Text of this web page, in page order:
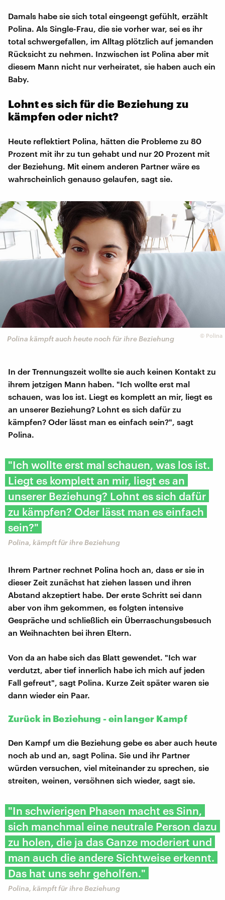
Damals habe sie sich total eingeengt gefühlt, erzählt
Polina. Als Single-Frau, die sie vorher war, sei es ihr
total schwergefallen, im Alltag plötzlich auf jemanden
Rücksicht zu nehmen. Inzwischen ist Polina aber mit
diesem Mann nicht nur verheiratet, sie haben auch ein
Baby.
Lohnt es sich für die Beziehung zu
kämpfen oder nicht?
Heute reflektiert Polina, hätten die Probleme zu 80
Prozent mit ihr zu tun gehabt und nur 20 Prozent mit
der Beziehung. Mit einem anderen Partner wäre es
wahrscheinlich genauso gelaufen, sagt sie.
© Polina
Polina kämpft auch heute noch für ihre Beziehung
In der Trennungszeit wollte sie auch keinen Kontakt zu
ihrem jetzigen Mann haben. "Ich wollte erst mal
schauen, was los ist. Liegt es komplett an mir, liegt es
an unserer Beziehung? Lohnt es sich dafür zu
kämpfen? Oder lässt man es einfach sein?", sagt
Polina.
"Ich wollte erst mal schauen, was los ist.
Liegt es komplett an mir, liegt es an
unserer Beziehung? Lohnt es sich dafür
zu kämpfen? Oder lässt man es einfach
sein?"
Polina, kämpft für ihre Beziehung
Ihrem Partner rechnet Polina hoch an, dass er sie in
dieser Zeit zunächst hat ziehen lassen und ihren
Abstand akzeptiert habe. Der erste Schritt sei dann
aber von ihm gekommen, es folgten intensive
Gespräche und schließlich ein Überraschungsbesuch
an Weihnachten bei ihren Eltern.
Von da an habe sich das Blatt gewendet. "Ich war
verdutzt, aber tief innerlich habe ich mich auf jeden
Fall gefreut", sagt Polina. Kurze Zeit später waren sie
dann wieder ein Paar.
Zurück in Beziehung - ein langer Kampf
Den Kampf um die Beziehung gebe es aber auch heute
noch ab und an, sagt Polina. Sie und ihr Partner
würden versuchen, viel miteinander zu sprechen, sie
streiten, weinen, versöhnen sich wieder, sagt sie.
"In schwierigen Phasen macht es Sinn,
sich manchmal eine neutrale Person dazu
zu holen, die ja das Ganze moderiert und
man auch die andere Sichtweise erkennt.
Das hat uns sehr geholfen."
Polina, kämpft für ihre Beziehung